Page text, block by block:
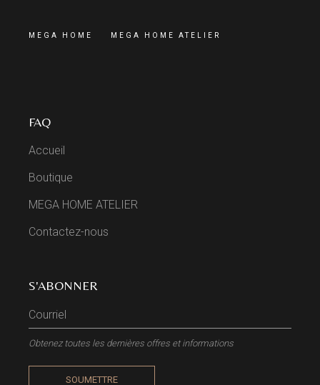
MEGA HOME MEGA HOME ATELIER
FAQ
Accueil
Boutique
MEGA HOME ATELIER
Contactez-nous
S'ABONNER
Obtenez toutes les dernières offres et informations
SOUMETTRE